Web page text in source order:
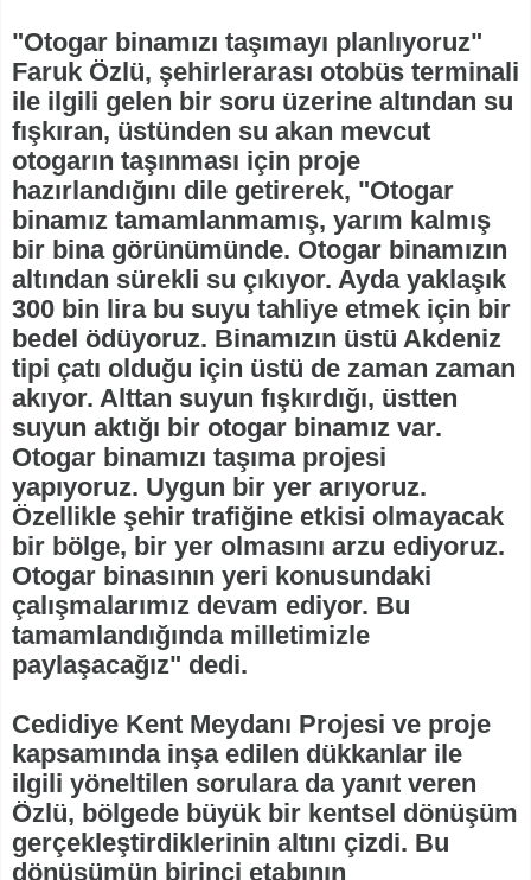
"Otogar binamızı taşımayı planlıyoruz"
Faruk Özlü, şehirlerarası otobüs terminali
ile ilgili gelen bir soru üzerine altından su
fışkıran, üstünden su akan mevcut
otogarın taşınması için proje
hazırlandığını dile getirerek, "Otogar
binamız tamamlanmamış, yarım kalmış
bir bina görünümünde. Otogar binamızın
altından sürekli su çıkıyor. Ayda yaklaşık
300 bin lira bu suyu tahliye etmek için bir
bedel ödüyoruz. Binamızın üstü Akdeniz
tipi çatı olduğu için üstü de zaman zaman
akıyor. Alttan suyun fışkırdığı, üstten
suyun aktığı bir otogar binamız var.
Otogar binamızı taşıma projesi
yapıyoruz. Uygun bir yer arıyoruz.
Özellikle şehir trafiğine etkisi olmayacak
bir bölge, bir yer olmasını arzu ediyoruz.
Otogar binasının yeri konusundaki
çalışmalarımız devam ediyor. Bu
tamamlandığında milletimizle
paylaşacağız" dedi.
Cedidiye Kent Meydanı Projesi ve proje
kapsamında inşa edilen dükkanlar ile
ilgili yöneltilen sorulara da yanıt veren
Özlü, bölgede büyük bir kentsel dönüşüm
gerçekleştirdiklerinin altını çizdi. Bu
dönüşümün birinci etabının